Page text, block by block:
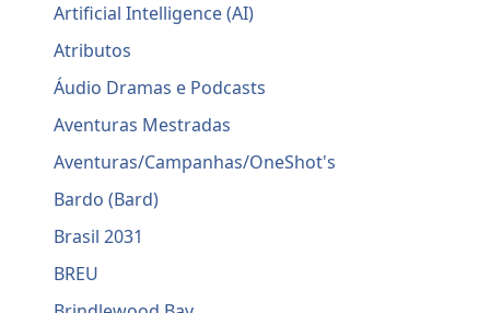
Artificial Intelligence (AI)
Atributos
Áudio Dramas e Podcasts
Aventuras Mestradas
Aventuras/Campanhas/OneShot's
Bardo (Bard)
Brasil 2031
BREU